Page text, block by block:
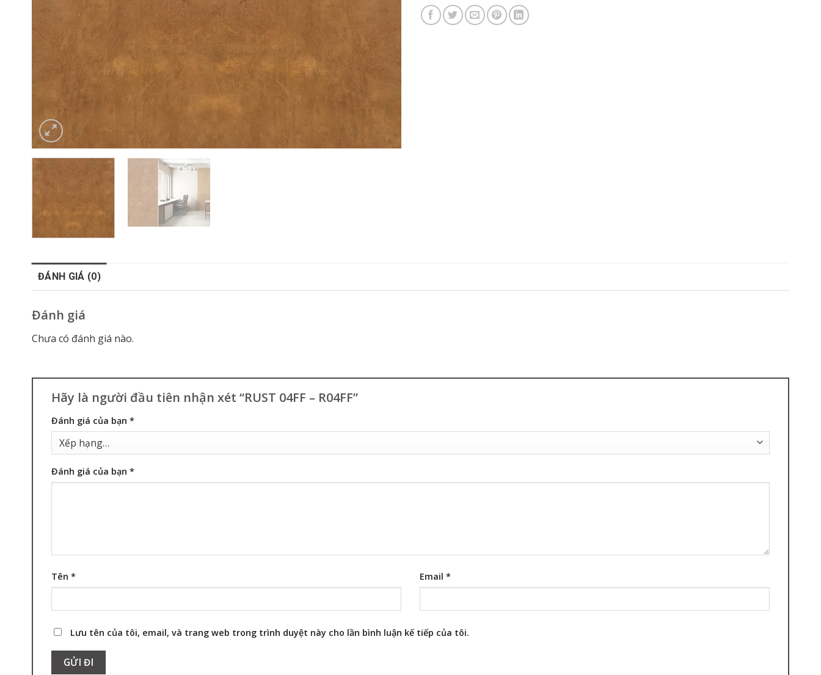
ĐÁNH GIÁ (0)
Đánh giá
Chưa có đánh giá nào.
Hãy là người đầu tiên nhận xét “RUST 04FF – R04FF”
Đánh giá của bạn *
Đánh giá của bạn *
Tên * Email *
Lưu tên của tôi, email, và trang web trong trình duyệt này cho lần bình luận kế tiếp của tôi.